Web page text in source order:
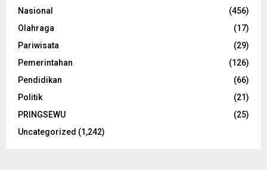
Nasional
(456)
Olahraga
(17)
Pariwisata
(29)
Pemerintahan
(126)
Pendidikan
(66)
Politik
(21)
PRINGSEWU
(25)
Uncategorized (1,242)